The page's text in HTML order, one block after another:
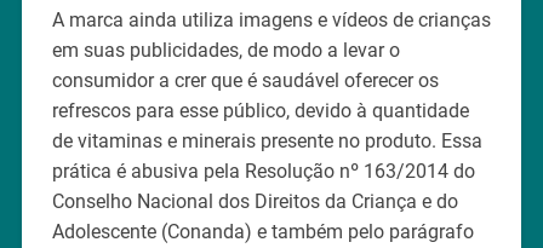
A marca ainda utiliza imagens e vídeos de crianças
em suas publicidades, de modo a levar o
consumidor a crer que é saudável oferecer os
refrescos para esse público, devido à quantidade
de vitaminas e minerais presente no produto. Essa
prática é abusiva pela Resolução nº 163/2014 do
Conselho Nacional dos Direitos da Criança e do
Adolescente (Conanda) e também pelo parágrafo